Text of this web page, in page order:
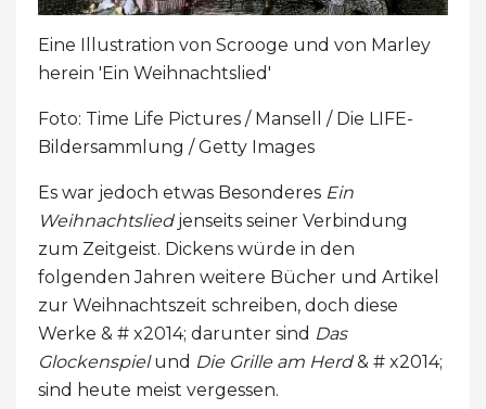
Eine Illustration von Scrooge und von Marley
herein 'Ein Weihnachtslied'
Foto: Time Life Pictures / Mansell / Die LIFE-
Bildersammlung / Getty Images
Es war jedoch etwas Besonderes Ein
Weihnachtsliedjenseits seiner Verbindung
zum Zeitgeist. Dickens würde in den
folgenden Jahren weitere Bücher und Artikel
zur Weihnachtszeit schreiben, doch diese
Werke & # x2014; darunter sind Das
Glockenspielund Die Grille am Herd& # x2014;
sind heute meist vergessen.